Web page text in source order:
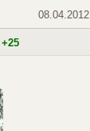
08.04.2012
+25